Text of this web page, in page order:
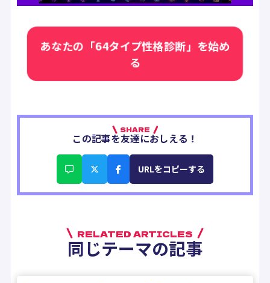
あなたの「64タイプ性格診断」を始め
る
SHARE
この記事を友達におしえる！
URLをコピーする
RELATED ARTICLES
同じテーマの記事